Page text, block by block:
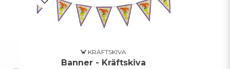
🦀 KRÄFTSKIVA
Banner - Kräftskiva